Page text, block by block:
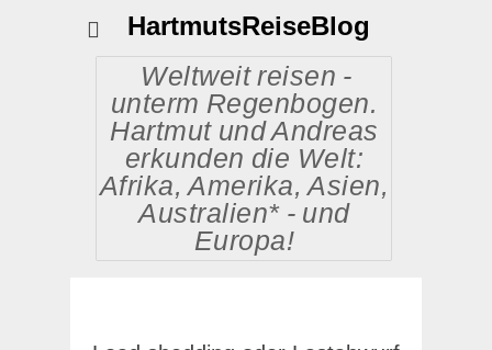
HartmutsReiseBlog
Weltweit reisen -
unterm Regenbogen.
Hartmut und Andreas
erkunden die Welt:
Afrika, Amerika, Asien,
Australien* - und
Europa!